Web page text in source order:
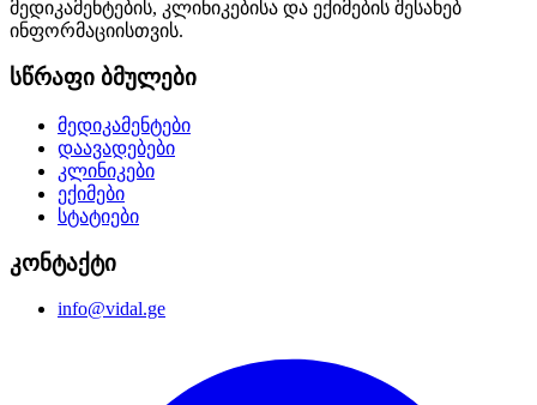
მედიკამენტების, კლინიკებისა და ექიმების შესახებ
ინფორმაციისთვის.
სწრაფი ბმულები
მედიკამენტები
დაავადებები
კლინიკები
ექიმები
სტატიები
კონტაქტი
info@vidal.ge